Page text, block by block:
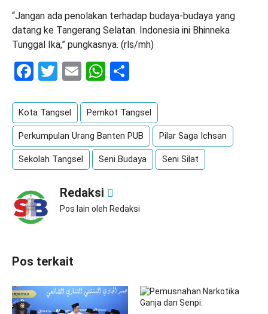
“Jangan ada penolakan terhadap budaya-budaya yang
datang ke Tangerang Selatan. Indonesia ini Bhinneka
Tunggal Ika,” pungkasnya. (rls/mh)
Facebook
Twitter
EmailWhatsApp
Kota Tangsel Pemkot Tangsel
Perkumpulan Urang Banten PUB Pilar Saga Ichsan
Sekolah Tangsel Seni Budaya Seni Silat
Redaksi
Pos lain oleh Redaksi
Pos terkait